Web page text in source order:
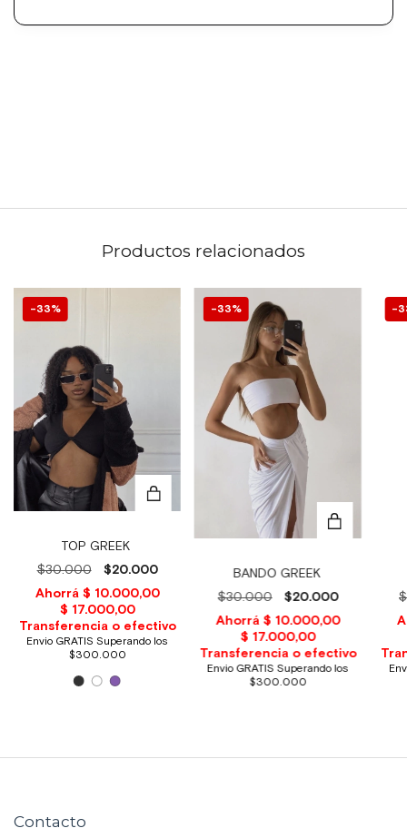
Productos relacionados
33%
TOP GREEK
$30.000
$20.000
33%
BANDO GREEK
$30.000
$20.000
Contacto